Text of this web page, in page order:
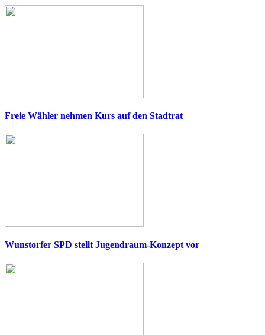
Freie Wähler nehmen Kurs auf den Stadtrat
Wunstorfer SPD stellt Jugendraum-Konzept vor